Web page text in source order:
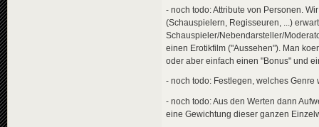
- noch todo: Attribute von Personen.
(Schauspielern, Regisseuren, ...)
Schauspieler/Nebendarsteller/
einen Erotikfilm ("Aussehen"). Man
oder aber einfach einen "Bonus" und
- noch todo: Festlegen, welches
- noch todo: Aus den Werten dann
eine Gewichtung dieser ganzen